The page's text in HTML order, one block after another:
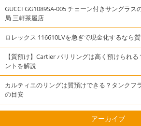
GUCCI GG1089SA-005 チェーン付きサングラ
局 三軒茶屋店
ロレックス 116610LVを急ぎで現金化するなら
【質預け】Cartier パリリングは高く預けられる
ントを解説
カルティエのリングは質預けできる？タンクフ
の目安
アーカイブ